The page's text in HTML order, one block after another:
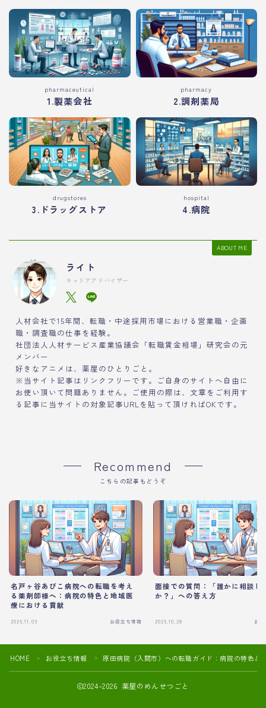
pharmaceutical
1.製薬会社
pharmacy
2.調剤薬局
drugstores
3.ドラッグストア
hospital
4.病院
ABOUT ME
ライト
キャリアアドバイザー
人材会社で15年間、転職・中途採用市場における営業職・企画
職・調査職の仕事を経験。
社団法人人材サービス産業協議会「転職賃金相場」研究会の元
メンバー
好きなアニメは、薬屋のひとりごと。
※当サイト記事はリンクフリーです。ご自身のサイトへ自由に
お使い頂いて問題ありません。ご使用の際は、文章をご利用す
る記事に当サイトの対象記事URLを貼って頂ければOKです。
Recommend
こちらの記事もどうぞ
名戸ヶ谷あびこ病院への転職を考え
る薬剤師様へ：病院の特色と地域医
療における貢献
2025.11.03 お役立ち情報
面接での質問：「誰かに相談し
か？」への答え方
2025.10.28 お
HOME ＞ お役立ち情報 ＞ 原田病院（入間市）への転職ガイド：病院の特色と
2024–2026 薬屋のめんせつごと